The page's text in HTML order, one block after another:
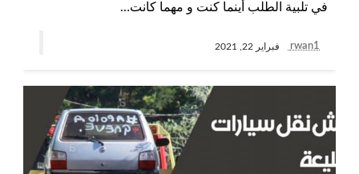
في تلبية الطلب أينما كنت و مهما كانت…
rwan1 فبراير 22, 2021